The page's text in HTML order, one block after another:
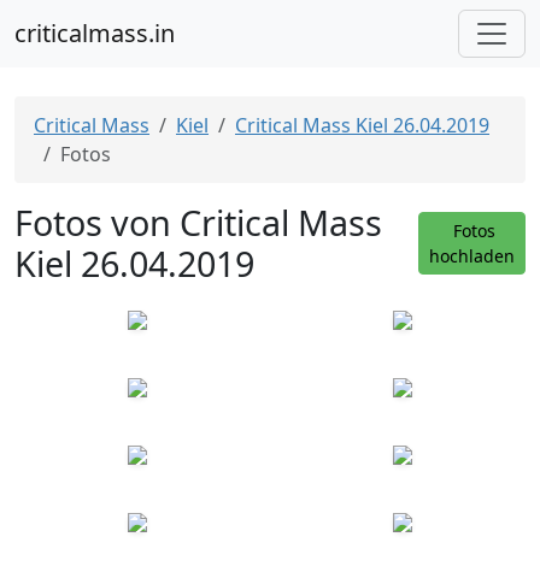
criticalmass.in
Critical Mass Kiel
Critical Mass Kiel 26.04.2019
Fotos
Fotos von Critical Mass
Kiel 26.04.2019
Fotos
hochladen